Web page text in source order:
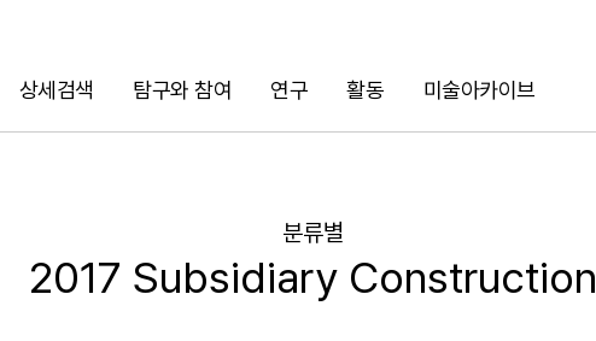
상세검색 탐구와 참여 연구 활동 미술아카이브
검색
분류별
2017 Subsidiary Construction